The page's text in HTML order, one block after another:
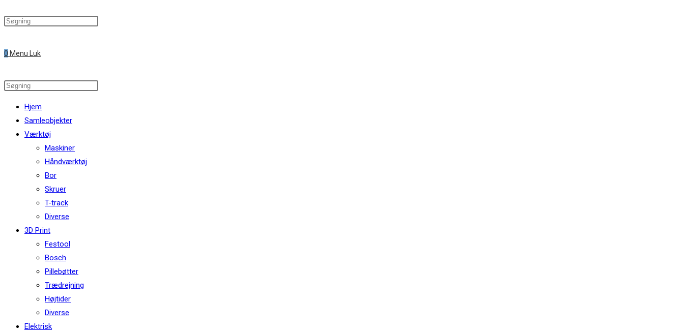
search
0 Menu Luk
Search
website
Hjem
Samleobjekter
Værktøj
Maskiner
Håndværktøj
Bor
Skruer
T-track
Diverse
3D Print
Festool
Bosch
Pillebøtter
Trædrejning
Højtider
Diverse
Elektrisk